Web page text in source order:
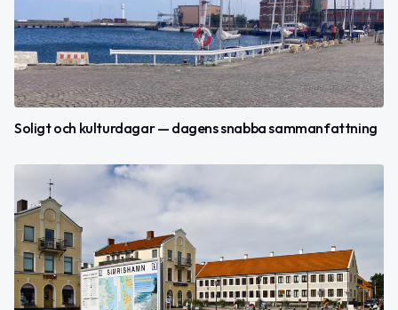
Soligt och kulturdagar — dagens snabba sammanfattning